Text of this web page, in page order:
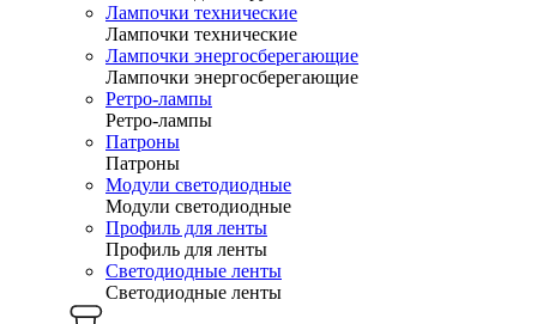
Лампочки технические
Лампочки технические
Лампочки энергосберегающие
Лампочки энергосберегающие
Ретро-лампы
Ретро-лампы
Патроны
Патроны
Модули светодиодные
Модули светодиодные
Профиль для ленты
Профиль для ленты
Светодиодные ленты
Светодиодные ленты